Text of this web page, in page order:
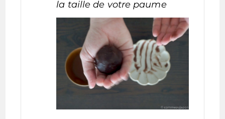
la taille de votre paume